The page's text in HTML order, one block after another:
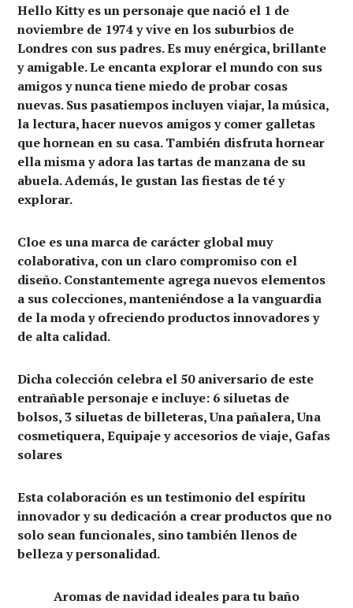
Hello Kitty es un personaje que nació el 1 de
noviembre de 1974 y vive en los suburbios de
Londres con sus padres. Es muy enérgica, brillante
y amigable. Le encanta explorar el mundo con sus
amigos y nunca tiene miedo de probar cosas
nuevas. Sus pasatiempos incluyen viajar, la música,
la lectura, hacer nuevos amigos y comer galletas
que hornean en su casa. También disfruta hornear
ella misma y adora las tartas de manzana de su
abuela. Además, le gustan las fiestas de té y
explorar.
Cloe es una marca de carácter global muy
colaborativa, con un claro compromiso con el
diseño. Constantemente agrega nuevos elementos
a sus colecciones, manteniéndose a la vanguardia
de la moda y ofreciendo productos innovadores y
de alta calidad.
Dicha colección celebra el 50 aniversario de este
entrañable personaje e incluye: 6 siluetas de
bolsos, 3 siluetas de billeteras, Una pañalera, Una
cosmetiquera, Equipaje y accesorios de viaje, Gafas
solares
Esta colaboración es un testimonio del espíritu
innovador y su dedicación a crear productos que no
solo sean funcionales, sino también llenos de
belleza y personalidad.
Aromas de navidad ideales para tu baño